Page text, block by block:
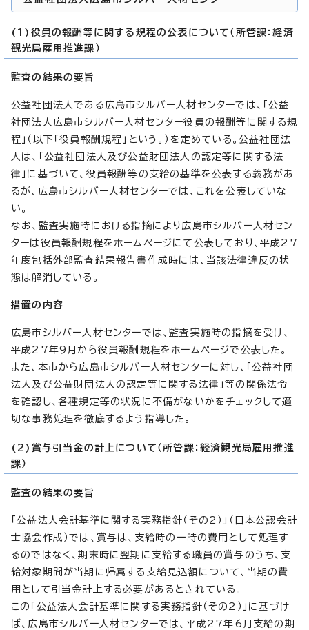
(1)役員の報酬等に関する規程の公表について（所管課：経済
観光局雇用推進課）
監査の結果の要旨
公益社団法人である広島市シルバー人材センターでは、「公益
社団法人広島市シルバー人材センター役員の報酬等に関する規
程」（以下「役員報酬規程」という。）を定めている。公益社団法
人は、「公益社団法人及び公益財団法人の認定等に関する法
律」に基づいて、役員報酬等の支給の基準を公表する義務があ
るが、広島市シルバー人材センターでは、これを公表していな
い。
なお、監査実施時における指摘により広島市シルバー人材セン
ターは役員報酬規程をホームページにて公表しており、平成27
年度包括外部監査結果報告書作成時には、当該法律違反の状
態は解消している。
措置の内容
広島市シルバー人材センターでは、監査実施時の指摘を受け、
平成27年9月から役員報酬規程をホームページで公表した。
また、本市から広島市シルバー人材センターに対し、「公益社団
法人及び公益財団法人の認定等に関する法律」等の関係法令
を確認し、各種規定等の状況に不備がないかをチェックして適
切な事務処理を徹底するよう指導した。
(2)賞与引当金の計上について（所管課：経済観光局雇用推進
課）
監査の結果の要旨
「公益法人会計基準に関する実務指針（その2）」（日本公認会計
士協会作成）では、賞与は、支給時の一時の費用として処理す
るのではなく、期末時に翌期に支給する職員の賞与のうち、支
給対象期間が当期に帰属する支給見込額について、当期の費
用として引当金計上する必要があるとされている。
この「公益法人会計基準に関する実務指針（その2）」に基づけ
ば、広島市シルバー人材センターでは、平成27年6月支給の期